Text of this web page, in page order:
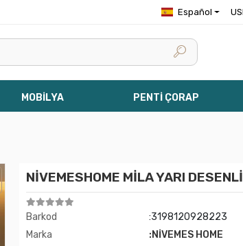
Español
MOBİLYA PENTİ ÇORAP
NİVEMESHOME MİLA YARI
Barkod
:3198120928223
Marka
:NİVEMES HOME